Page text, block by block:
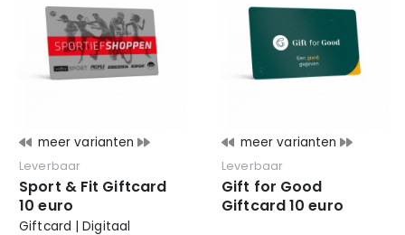
meer varianten
Leverbaar
Sport & Fit Giftcard
10 euro
Giftcard | Digitaal
meer varianten
Leverbaar
Gift for Good
Giftcard 10 euro